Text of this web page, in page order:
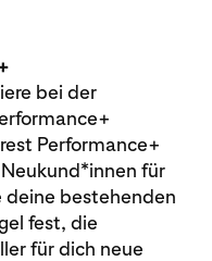
bei der
Performance+
für
bestehenden
fest, die
für dich neue